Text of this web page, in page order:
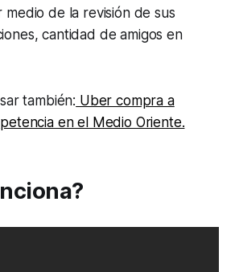
de la revisión de sus
cantidad de amigos en
también: Uber compra a
en el Medio Oriente.